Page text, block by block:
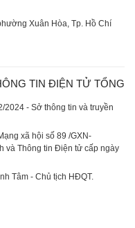
Xuân Hòa, Tp. Hồ Chí
TIN ĐIỆN TỬ TỔNG
2024 - Sở thông tin và truyền
xã hội số 89 /GXN-
và Thông tin Điện tử cấp ngày
Tâm - Chủ tịch HĐQT.